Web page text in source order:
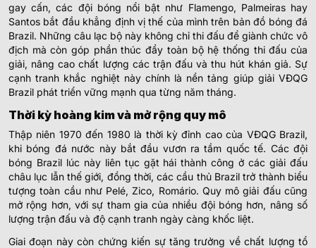
gay cấn, các đội bóng nổi bật như Flamengo, Palmeiras hay
Santos bắt đầu khẳng định vị thế của mình trên bản đồ bóng đá
Brazil. Những câu lạc bộ này không chỉ thi đấu để giành chức vô
địch mà còn góp phần thúc đẩy toàn bộ hệ thống thi đấu của
giải, nâng cao chất lượng các trận đấu và thu hút khán giả. Sự
cạnh tranh khắc nghiệt này chính là nền tảng giúp giải VĐQG
Brazil phát triển vững mạnh qua từng năm tháng.
Thời kỳ hoàng kim và mở rộng quy mô
Thập niên 1970 đến 1980 là thời kỳ đỉnh cao của VĐQG Brazil,
khi bóng đá nước này bắt đầu vươn ra tầm quốc tế. Các đội
bóng Brazil lúc này liên tục gặt hái thành công ở các giải đấu
châu lục lẫn thế giới, đồng thời, các cầu thủ Brazil trở thành biểu
tượng toàn cầu như Pelé, Zico, Romário. Quy mô giải đấu cũng
mở rộng hơn, với sự tham gia của nhiều đội bóng hơn, nâng số
lượng trận đấu và độ cạnh tranh ngày càng khốc liệt.
Giai đoạn này còn chứng kiến sự tăng trưởng về chất lượng tổ